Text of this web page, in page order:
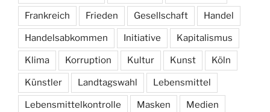
Frankreich Frieden Gesellschaft Handel
Handelsabkommen Initiative Kapitalismus
Klima Korruption Kultur Kunst Köln
Künstler Landtagswahl Lebensmittel
Lebensmittelkontrolle Masken Medien